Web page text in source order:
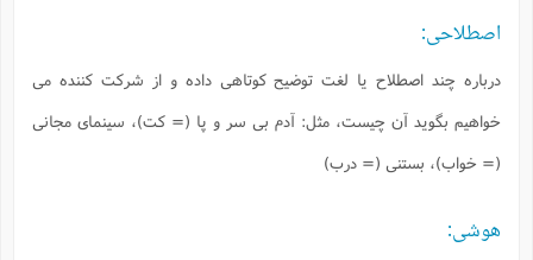
اصطلاحى:
درباره چند اصطلاح يا لغت توضيح كوتاهى داده و از شركت كننده مى
خواهيم بگويد آن چيست، مثل: آدم بى سر و پا (= كت)، سينماى مجانى
(= خواب)، بستنى (= درب)
هوشى: